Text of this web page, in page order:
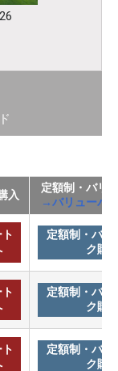
入
定額制・バリ
→バリューパ
定額制・バリ
ク購
定額制・バリ
ク購
定額制・バリ
ク購